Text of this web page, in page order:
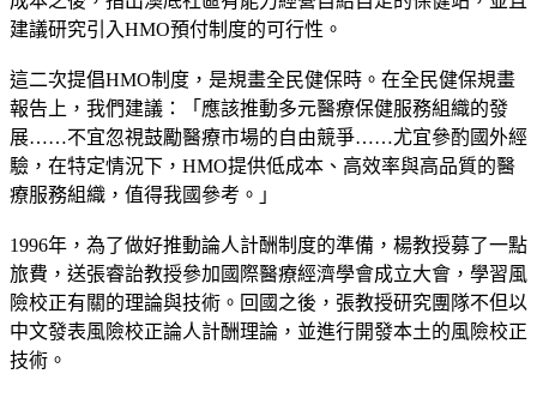
建議研究引入HMO預付制度的可行性。
這二次提倡HMO制度，是規畫全民健保時。在全民健保規畫
報告上，我們建議：「應該推動多元醫療保健服務組織的發
展……不宜忽視鼓勵醫療市場的自由競爭……尤宜參酌國外經
驗，在特定情況下，HMO提供低成本、高效率與高品質的醫
療服務組織，值得我國參考。」
1996年，為了做好推動論人計酬制度的準備，楊教授募了一點
旅費，送張睿詒教授參加國際醫療經濟學會成立大會，學習風
險校正有關的理論與技術。回國之後，張教授研究團隊不但以
中文發表風險校正論人計酬理論，並進行開發本土的風險校正
技術。